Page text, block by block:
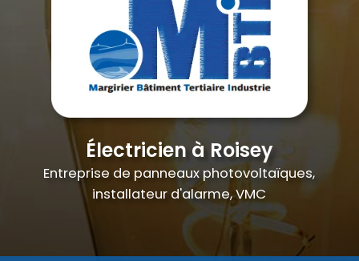
Électricien à Roisey
Entreprise de panneaux photovoltaïques,
installateur d'alarme, VMC